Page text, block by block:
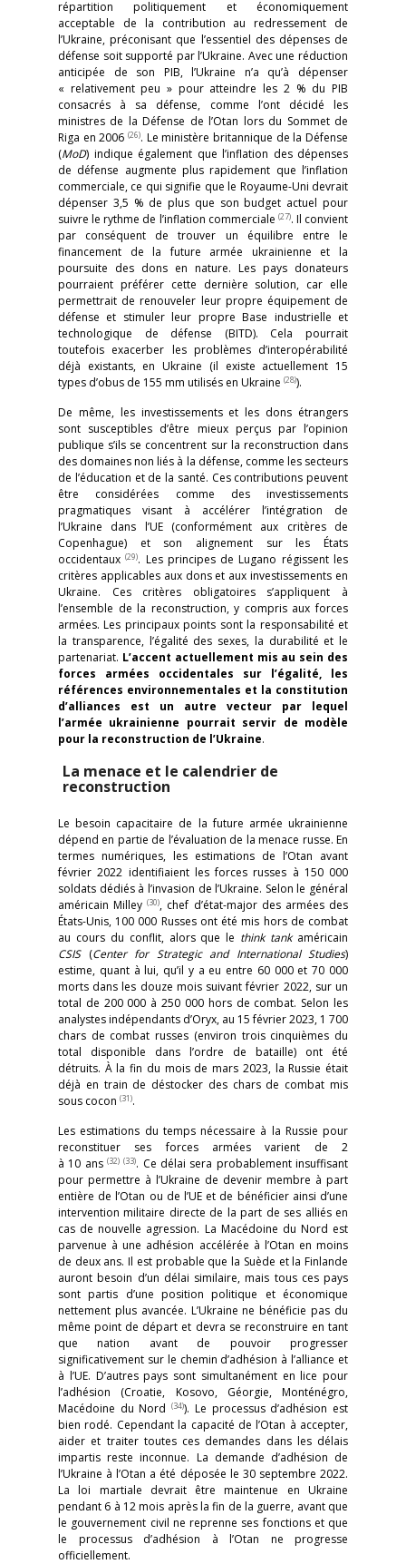
répartition politiquement et économiquement
acceptable de la contribution au redressement de
l’Ukraine, préconisant que l’essentiel des dépenses de
défense soit supporté par l’Ukraine. Avec une réduction
anticipée de son PIB, l’Ukraine n’a qu’à dépenser
« relativement peu » pour atteindre les 2 % du PIB
consacrés à sa défense, comme l’ont décidé les
ministres de la Défense de l’Otan lors du Sommet de
Riga en 2006 (26). Le ministère britannique de la Défense
(MoD) indique également que l’inflation des dépenses
de défense augmente plus rapidement que l’inflation
commerciale, ce qui signifie que le Royaume-Uni devrait
dépenser 3,5 % de plus que son budget actuel pour
suivre le rythme de l’inflation commerciale (27). Il convient
par conséquent de trouver un équilibre entre le
financement de la future armée ukrainienne et la
poursuite des dons en nature. Les pays donateurs
pourraient préférer cette dernière solution, car elle
permettrait de renouveler leur propre équipement de
défense et stimuler leur propre Base industrielle et
technologique de défense (BITD). Cela pourrait
toutefois exacerber les problèmes d’interopérabilité
déjà existants, en Ukraine (il existe actuellement 15
types d’obus de 155 mm utilisés en Ukraine (28)).
De même, les investissements et les dons étrangers
sont susceptibles d’être mieux perçus par l’opinion
publique s’ils se concentrent sur la reconstruction dans
des domaines non liés à la défense, comme les secteurs
de l’éducation et de la santé. Ces contributions peuvent
être considérées comme des investissements
pragmatiques visant à accélérer l’intégration de
l’Ukraine dans l’UE (conformément aux critères de
Copenhague) et son alignement sur les États
occidentaux(29). Les principes de Lugano régissent les
critères applicables aux dons et aux investissements en
Ukraine. Ces critères obligatoires s’appliquent à
l’ensemble de la reconstruction, y compris aux forces
armées. Les principaux points sont la responsabilité et
la transparence, l’égalité des sexes, la durabilité et le
partenariat. L’accent actuellement mis au sein des
forces armées occidentales sur l’égalité, les
références environnementales et la constitution
d’alliances est un autre vecteur par lequel
l’armée ukrainienne pourrait servir de modèle
pour la reconstruction de l’Ukraine.
La menace et le calendrier de
reconstruction
Le besoin capacitaire de la future armée ukrainienne
dépend en partie de l’évaluation de la menace russe. En
termes numériques, les estimations de l’Otan avant
février 2022 identifiaient les forces russes à 150 000
soldats dédiés à l’invasion de l’Ukraine. Selon le général
américain Milley(30), chef d’état-major des armées des
États-Unis, 100 000 Russes ont été mis hors de combat
au cours du conflit, alors que le think tankaméricain
CSIS(Center for Strategic and International Studies)
estime, quant à lui, qu’il y a eu entre 60 000 et 70 000
morts dans les douze mois suivant février 2022, sur un
total de 200 000 à 250 000 hors de combat. Selon les
analystes indépendants d’Oryx, au 15 février 2023, 1 700
chars de combat russes (environ trois cinquièmes du
total disponible dans l’ordre de bataille) ont été
détruits. À la fin du mois de mars 2023, la Russie était
déjà en train de déstocker des chars de combat mis
sous cocon (31).
Les estimations du temps nécessaire à la Russie pour
reconstituer ses forces armées varient de 2
à 10 ans (32) (33). Ce délai sera probablement insuffisant
pour permettre à l’Ukraine de devenir membre à part
entière de l’Otan ou de l’UE et de bénéficier ainsi d’une
intervention militaire directe de la part de ses alliés en
cas de nouvelle agression. La Macédoine du Nord est
parvenue à une adhésion accélérée à l’Otan en moins
de deux ans. Il est probable que la Suède et la Finlande
auront besoin d’un délai similaire, mais tous ces pays
sont partis d’une position politique et économique
nettement plus avancée. L’Ukraine ne bénéficie pas du
même point de départ et devra se reconstruire en tant
que nation avant de pouvoir progresser
significativement sur le chemin d’adhésion à l’alliance et
à l’UE. D’autres pays sont simultanément en lice pour
l’adhésion (Croatie, Kosovo, Géorgie, Monténégro,
Macédoine du Nord(34)). Le processus d’adhésion est
bien rodé. Cependant la capacité de l’Otan à accepter,
aider et traiter toutes ces demandes dans les délais
impartis reste inconnue. La demande d’adhésion de
l’Ukraine à l’Otan a été déposée le 30 septembre 2022.
La loi martiale devrait être maintenue en Ukraine
pendant 6 à 12 mois après la fin de la guerre, avant que
le gouvernement civil ne reprenne ses fonctions et que
le processus d’adhésion à l’Otan ne progresse
officiellement.